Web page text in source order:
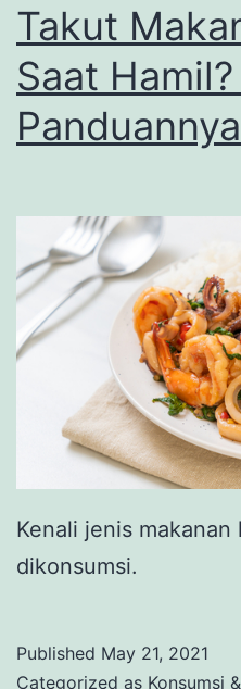
Takut
Saat
Panduannya
Kenali jenis makanan
dikonsumsi.
Published May 21, 2021
Categorized as Konsumsi